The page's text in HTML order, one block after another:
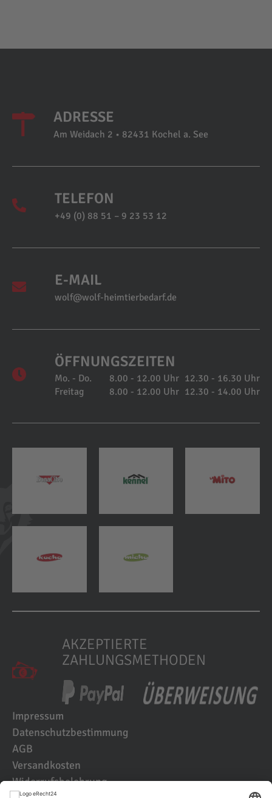
ADRESSE
Am Weidach 2 • 82431 Kochel a. See
TELEFON
+49 (0) 88 51 – 9 23 53 12
E-MAIL
wolf@wolf-heimtierbedarf.de
ÖFFNUNGSZEITEN
Mo. - Do. 8.00 - 12.00 Uhr 12.30 - 16.30 Uhr
Freitag
8.00 - 12.00 Uhr 12.30 - 14.00 Uhr
AKZEPTIERTE
ZAHLUNGSMETHODEN
Impressum
Datenschutzbestimmung
AGB
Versandkosten
Widerrufsbelehrung